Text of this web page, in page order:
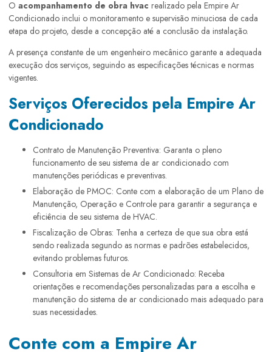
O acompanhamento de obra hvac realizado pela Empire Ar
Condicionado inclui o monitoramento e supervisão minuciosa de cada
etapa do projeto, desde a concepção até a conclusão da instalação.
A presença constante de um engenheiro mecânico garante a adequada
execução dos serviços, seguindo as especificações técnicas e normas
vigentes.
Serviços Oferecidos pela Empire Ar
Condicionado
Contrato de Manutenção Preventiva: Garanta o pleno
funcionamento de seu sistema de ar condicionado com
manutenções periódicas e preventivas.
Elaboração de PMOC: Conte com a elaboração de um Plano de
Manutenção, Operação e Controle para garantir a segurança e
eficiência de seu sistema de HVAC.
Fiscalização de Obras: Tenha a certeza de que sua obra está
sendo realizada segundo as normas e padrões estabelecidos,
evitando problemas futuros.
Consultoria em Sistemas de Ar Condicionado: Receba
orientações e recomendações personalizadas para a escolha e
manutenção do sistema de ar condicionado mais adequado para
suas necessidades.
Conte com a Empire Ar